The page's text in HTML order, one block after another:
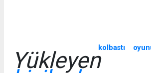
kolbastı
Yükleyen